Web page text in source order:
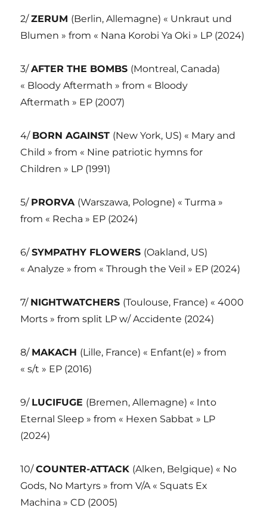
2/ZERUM (Berlin, Allemagne) « Unkraut und
Blumen » from « Nana Korobi Ya Oki » LP (2024)
3/AFTER THE BOMBS (Montreal, Canada)
« Bloody Aftermath » from « Bloody
Aftermath » EP (2007)
4/ BORN AGAINST (New York, US) « Mary and
Child » from « Nine patriotic hymns for
Children » LP (1991)
5/ PRORVA (Warszawa, Pologne) « Turma »
from « Recha » EP (2024)
6/SYMPATHY FLOWERS (Oakland, US)
« Analyze » from « Through the Veil » EP (2024)
7/ NIGHTWATCHERS (Toulouse, France) « 4000
Morts » from split LP w/ Accidente (2024)
8/ MAKACH (Lille, France) « Enfant(e) » from
« s/t » EP (2016)
9/ LUCIFUGE (Bremen, Allemagne) « Into
Eternal Sleep » from « Hexen Sabbat » LP
(2024)
10/COUNTER-ATTACK (Alken, Belgique) « No
Gods, No Martyrs » from V/A « Squats Ex
Machina » CD (2005)